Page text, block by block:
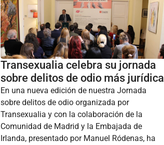
Transexualia celebra su jornada
sobre delitos de odio más jurídica
En una nueva edición de nuestra Jornada
sobre delitos de odio organizada por
Transexualia y con la colaboración de la
Comunidad de Madrid y la Embajada de
Irlanda, presentado por Manuel Ródenas, ha